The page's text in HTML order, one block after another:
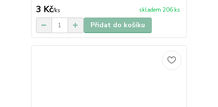
3 Kč/ks skladem 206 ks
Přidat do košíku